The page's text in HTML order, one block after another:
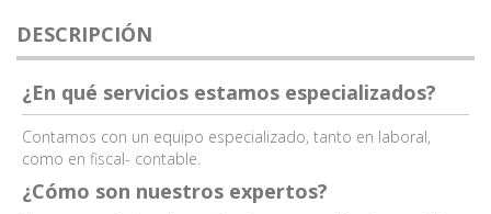
DESCRIPCIÓN
¿En qué servicios estamos especializados?
Contamos con un equipo especializado, tanto en laboral,
como en fiscal- contable.
¿Cómo son nuestros expertos?